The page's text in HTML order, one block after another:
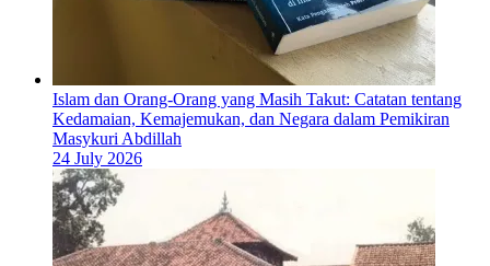
Islam dan Orang-Orang yang Masih Takut: Catatan tentang
Kedamaian, Kemajemukan, dan Negara dalam Pemikiran
Masykuri Abdillah
24 July 2026